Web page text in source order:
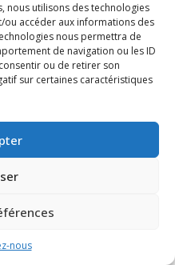
nous utilisons des technologies
accéder aux informations des
nous permettra de
de navigation ou les ID
ou de retirer son
sur certaines caractéristiques
nous
légales